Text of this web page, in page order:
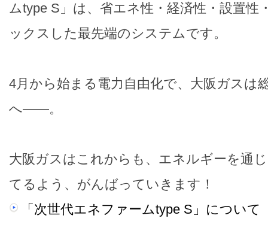
ムtype S」は、省エネ性・経済性・設置性
ックスした最先端のシステムです。
4月から始まる電力自由化で、大阪ガスは
へ――。
大阪ガスはこれからも、エネルギーを通
てるよう、がんばっていきます！
「次世代エネファームtype S」について